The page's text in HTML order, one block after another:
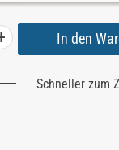
Schneller zum